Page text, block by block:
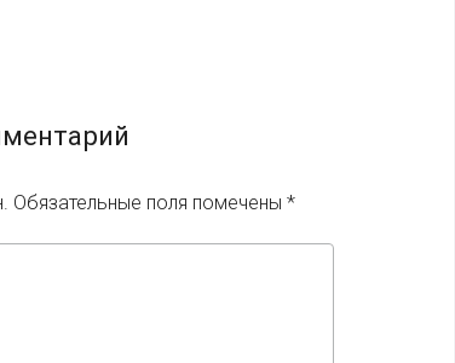
Обязательные поля помечены *